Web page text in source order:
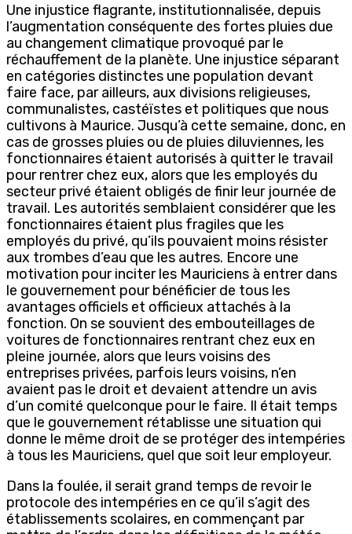
Une injustice flagrante, institutionnalisée, depuis
l’augmentation conséquente des fortes pluies due
au changement climatique provoqué par le
réchauffement de la planète. Une injustice séparant
en catégories distinctes une population devant
faire face, par ailleurs, aux divisions religieuses,
communalistes, castéïstes et politiques que nous
cultivons à Maurice. Jusqu’à cette semaine, donc, en
cas de grosses pluies ou de pluies diluviennes, les
fonctionnaires étaient autorisés à quitter le travail
pour rentrer chez eux, alors que les employés du
secteur privé étaient obligés de finir leur journée de
travail. Les autorités semblaient considérer que les
fonctionnaires étaient plus fragiles que les
employés du privé, qu’ils pouvaient moins résister
aux trombes d’eau que les autres. Encore une
motivation pour inciter les Mauriciens à entrer dans
le gouvernement pour bénéficier de tous les
avantages officiels et officieux attachés à la
fonction. On se souvient des embouteillages de
voitures de fonctionnaires rentrant chez eux en
pleine journée, alors que leurs voisins des
entreprises privées, parfois leurs voisins, n’en
avaient pas le droit et devaient attendre un avis
d’un comité quelconque pour le faire. Il était temps
que le gouvernement rétablisse une situation qui
donne le même droit de se protéger des intempéries
à tous les Mauriciens, quel que soit leur employeur.
Dans la foulée, il serait grand temps de revoir le
protocole des intempéries en ce qu’il s’agit des
établissements scolaires, en commençant par